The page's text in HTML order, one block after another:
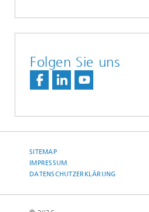
Folgen Sie uns
SITEMAP
IMPRESSUM
DATENSCHUTZERKLÄRUNG